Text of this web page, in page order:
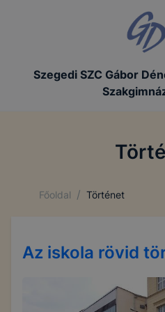
Szegedi SZC Gábor
Főoldal / Történet
Az iskola rövid